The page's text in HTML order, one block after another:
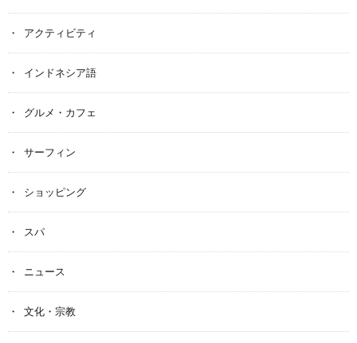
アクティビティ
インドネシア語
グルメ・カフェ
サーフィン
ショッピング
スパ
ニュース
文化・宗教